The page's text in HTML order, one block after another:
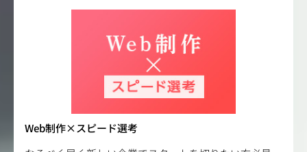
Web制作×スピード選考